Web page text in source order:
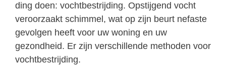
ding doen: vochtbestrijding. Opstijgend vocht
veroorzaakt schimmel, wat op zijn beurt nefaste
gevolgen heeft voor uw woning en uw
gezondheid. Er zijn verschillende methoden voor
vochtbestrijding.